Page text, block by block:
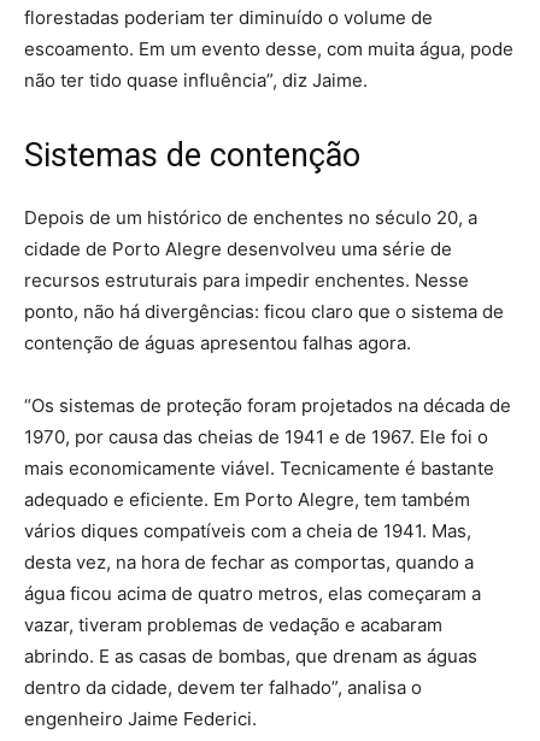
florestadas poderiam ter diminuído o volume de
escoamento. Em um evento desse, com muita água, pode
não ter tido quase influência”, diz Jaime.
Sistemas de contenção
Depois de um histórico de enchentes no século 20, a
cidade de Porto Alegre desenvolveu uma série de
recursos estruturais para impedir enchentes. Nesse
ponto, não há divergências: ficou claro que o sistema de
contenção de águas apresentou falhas agora.
“Os sistemas de proteção foram projetados na década de
1970, por causa das cheias de 1941 e de 1967. Ele foi o
mais economicamente viável. Tecnicamente é bastante
adequado e eficiente. Em Porto Alegre, tem também
vários diques compatíveis com a cheia de 1941. Mas,
desta vez, na hora de fechar as comportas, quando a
água ficou acima de quatro metros, elas começaram a
vazar, tiveram problemas de vedação e acabaram
abrindo. E as casas de bombas, que drenam as águas
dentro da cidade, devem ter falhado”, analisa o
engenheiro Jaime Federici.